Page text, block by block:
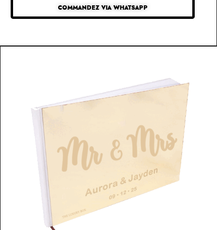
COMMANDEZ VIA WHATSAPP